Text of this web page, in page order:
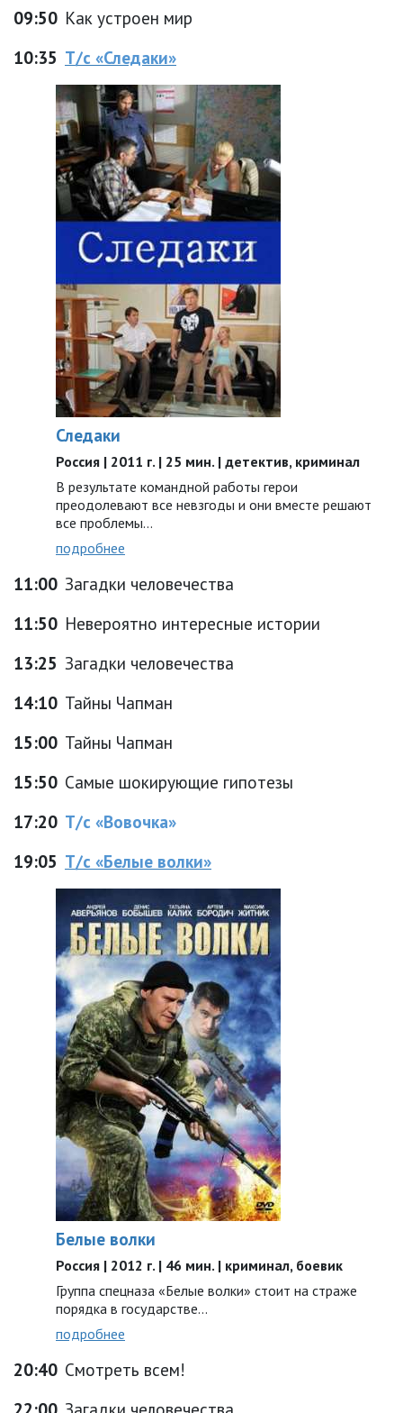
09:50 Как устроен мир
10:35 Т/с «Следаки»
Следаки
Россия | 2011 г. | 25 мин. | детектив, криминал
В результате командной работы герои
преодолевают все невзгоды и они вместе решают
все проблемы…
подробнее
11:00 Загадки человечества
11:50 Невероятно интересные истории
13:25 Загадки человечества
14:10 Тайны Чапман
15:00 Тайны Чапман
15:50 Самые шокирующие гипотезы
17:20 Т/с «Вовочка»
19:05 Т/с «Белые волки»
Белые волки
Россия | 2012 г. | 46 мин. | криминал, боевик
Группа спецназа «Белые волки» стоит на страже
порядка в государстве...
подробнее
20:40 Смотреть всем!